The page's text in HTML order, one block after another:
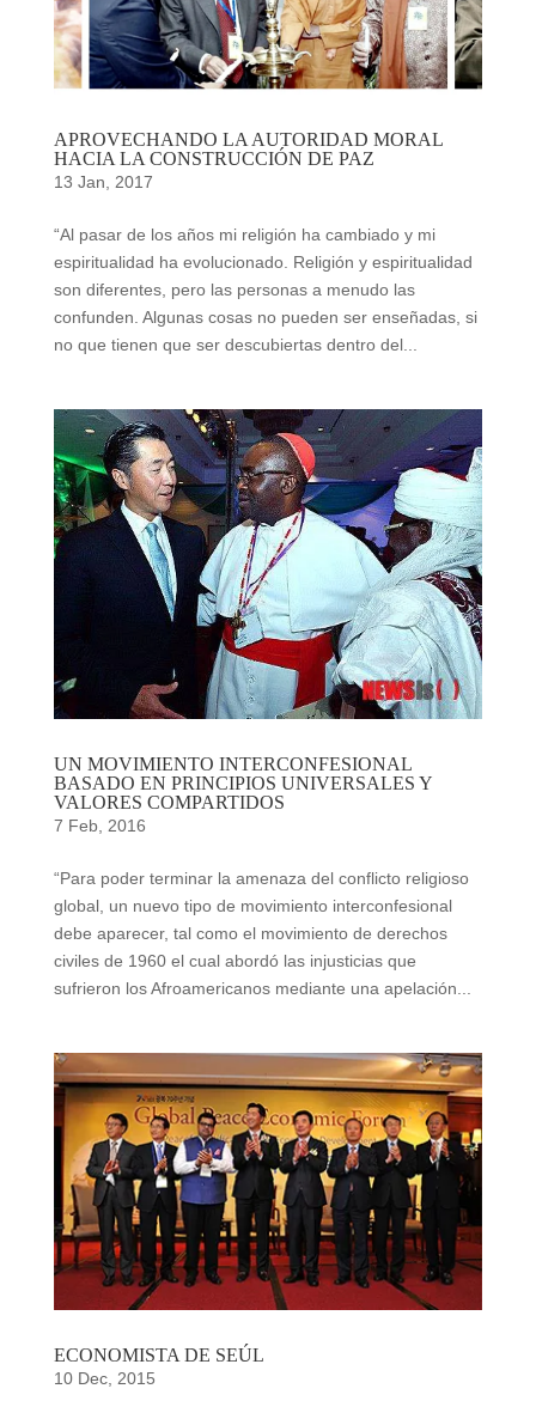
APROVECHANDO LA AUTORIDAD MORAL
HACIA LA CONSTRUCCIÓN DE PAZ
13 Jan, 2017
“Al pasar de los años mi religión ha cambiado y mi
espiritualidad ha evolucionado. Religión y espiritualidad
son diferentes, pero las personas a menudo las
confunden. Algunas cosas no pueden ser enseñadas, si
no que tienen que ser descubiertas dentro del...
UN MOVIMIENTO INTERCONFESIONAL
BASADO EN PRINCIPIOS UNIVERSALES Y
VALORES COMPARTIDOS
7 Feb, 2016
“Para poder terminar la amenaza del conflicto religioso
global, un nuevo tipo de movimiento interconfesional
debe aparecer, tal como el movimiento de derechos
civiles de 1960 el cual abordó las injusticias que
sufrieron los Afroamericanos mediante una apelación...
ECONOMISTA DE SEÚL
10 Dec, 2015